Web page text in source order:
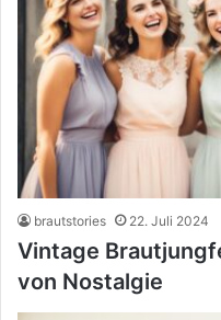
brautstories 22. Juli 2024
Vintage
von Nostalgie